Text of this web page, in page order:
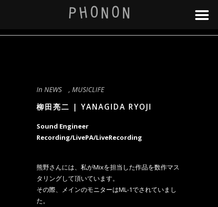
In NEWS , MUSICLIFE
柳田亮二 | YANAGIDA RYOJI
Sound Engineer
Recording/LivePA/LiveRecording
熊野さんには、 私がMixを担当した作品を数作マス
タリングして頂いています。
その際、メインのモニターはML-1でされていまし
た。